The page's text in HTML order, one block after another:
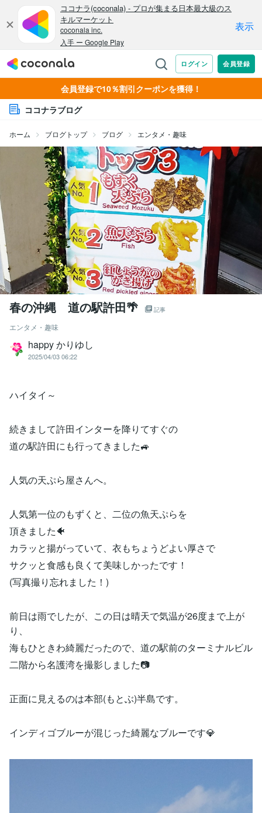
会員登録で10％割引クーポンを獲得！
ココナラブログ
ホーム ブログトップ ブログ エンタメ・趣味
春の沖縄 道の駅許田🌴 記事
エンタメ・趣味
happy かりゆし
2025/04/03 06:22
ハイタイ～
続きまして許田インターを降りてすぐの
道の駅許田にも行ってきました🚙
人気の天ぷら屋さんへ。
人気第一位のもずくと、二位の魚天ぷらを
頂きました🐠
カラッと揚がっていて、衣もちょうどよい厚さで
サクッと食感も良くて美味しかったです！
(写真撮り忘れました！)
前日は雨でしたが、この日は晴天で気温が26度まで上が
り、
海もひときわ綺麗だったので、道の駅前のターミナルビル
二階から名護湾を撮影しました📷
正面に見えるのは本部(もとぶ)半島です。
インディゴブルーが混じった綺麗なブルーです💎